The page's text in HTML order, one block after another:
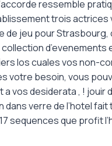
ressemble
trois
de jeu pour
los cuales vos non-
votre besoin, vous
vos desiderata , ! jouir
verre de l’hotel fait
sequences que profit